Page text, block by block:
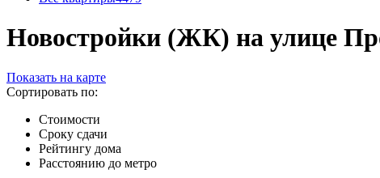
Новостройки (ЖК) на улице
Показать на карте
Сортировать по:
Стоимости
Сроку сдачи
Рейтингу дома
Расстоянию до метро